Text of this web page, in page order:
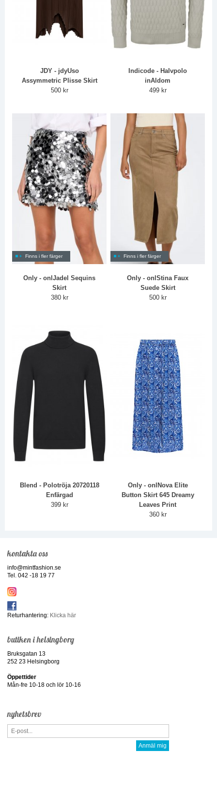
JDY - jdyUso
Assymmetric Plisse Skirt
500 kr
Indicode - Halvpolo
inAldom
499 kr
Finns i fler färger
Only - onlJadel Sequins
Skirt
380 kr
Finns i fler färger
Only - onlStina Faux
Suede Skirt
500 kr
Blend - Polotröja 20720118
Enfärgad
399 kr
Only - onlNova Elite
Button Skirt 645 Dreamy
Leaves Print
360 kr
kontakta oss
info@mintfashion.se
Tel. 042 -18 19 77
Returhantering: Klicka här
butiken i helsingborg
Bruksgatan 13
252 23 Helsingborg
Öppettider
Mån-fre 10-18 och lör 10-16
nyhetsbrev
Anmäl mig